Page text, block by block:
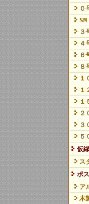
０
SM
３
４
６
８
１
１
１
２
３
５
仮
ス
ポ
ア
木